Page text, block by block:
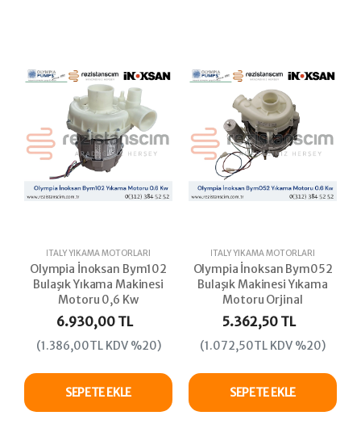
İTALY YIKAMA MOTORLARI
Olympia İnoksan Bym102
Bulaşık Yıkama Makinesi
Motoru 0,6 Kw
6.930,00 TL
(1.386,00TL KDV %20)
SEPETE EKLE
İTALY YIKAMA MOTORLARI
Olympia İnoksan Bym052
Bulaşık Makinesi Yıkama
Motoru Orjinal
5.362,50 TL
(1.072,50TL KDV %20)
SEPETE EKLE